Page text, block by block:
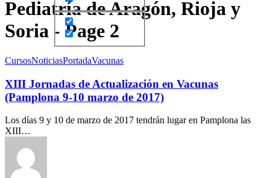
Pediatría de Aragón, Rioja y
Soria - Page 2
CursosNoticiasPortadaVacunas
XIII Jornadas de Actualización en Vacunas
(Pamplona 9-10 marzo de 2017)
Los días 9 y 10 de marzo de 2017 tendrán lugar en Pamplona las
XIII…